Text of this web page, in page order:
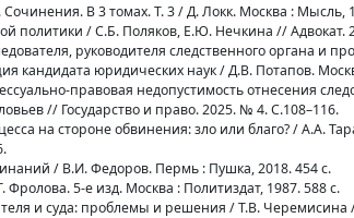
В 3 томах. Т. 3 / Д. Локк. Москва : Мысль,
политики / С.Б. Поляков, Е.Ю. Нечкина // Адвокат.
руководителя следственного органа и
кандидата юридических наук / Д.В. Потапов.
правовая недопустимость отнесения
// Государство и право. 2025. № 4. С.108–116.
на стороне обвинения: зло или благо? / А.А.
/ В.И. Федоров. Пермь : Пушка, 2018. 454 с.
5-е изд. Москва : Политиздат, 1987. 588 с.
и суда: проблемы и решения / Т.В. Черемисина